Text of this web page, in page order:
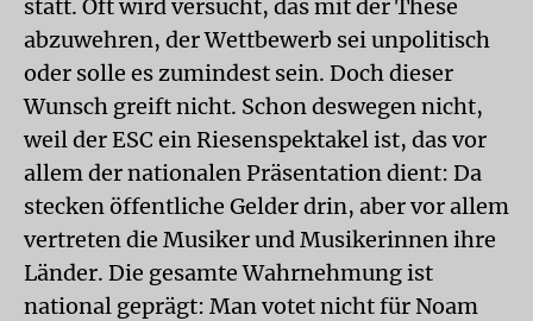
statt. Oft wird versucht, das mit der These
abzuwehren, der Wettbewerb sei unpolitisch
oder solle es zumindest sein. Doch dieser
Wunsch greift nicht. Schon deswegen nicht,
weil der ESC ein Riesenspektakel ist, das vor
allem der nationalen Präsentation dient: Da
stecken öffentliche Gelder drin, aber vor allem
vertreten die Musiker und Musikerinnen ihre
Länder. Die gesamte Wahrnehmung ist
national geprägt: Man votet nicht für Noam